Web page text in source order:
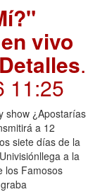
vivo
.
11:25
show ¿Apostarías
a 12
siete días de la
a la
los Famosos